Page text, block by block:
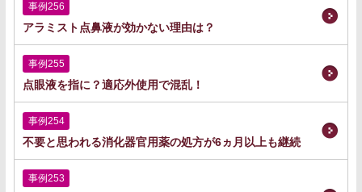
事例256
アラミスト点鼻液が効かない理由は？
事例255
点眼液を指に？適応外使用で混乱！
事例254
不要と思われる消化器官用薬の処方が6ヵ月以上も継続
事例253